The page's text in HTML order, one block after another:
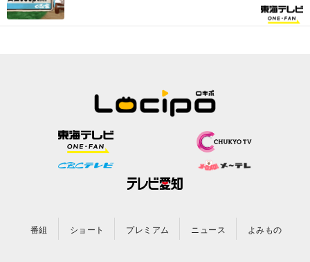
番組 ショート プレミアム ニュース よみもの